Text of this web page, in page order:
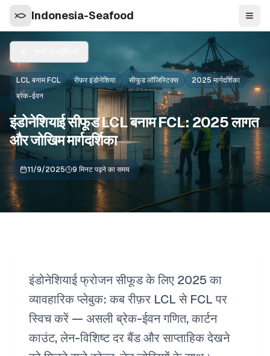
Indonesia-Seafood
LCL बनाम FCL रीफ़र इंडोनेशिया सीफूड लॉजिस्टिक्स
2025 मार्गदर्शिका
ब्रेक-ईवन
इंडोनेशियाई सीफूड LCL बनाम FCL: 2025 लागत
और जोखिम मार्गदर्शिका
11/9/2025 9 मिनट पढ़ने का समय
इंडोनेशियाई फ्रोजन सीफूड के लिए 2025 का
व्यावहारिक प्लेबुक: कब रीफ़र LCL से FCL पर
स्विच करें — असली ब्रेक-ईवन गणित, कार्टन
काउंट, लेन-विशिष्ट दर बैंड और साप्ताहिक देखने